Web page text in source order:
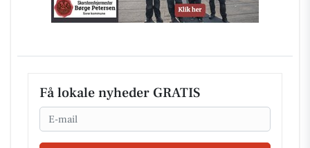
Få lokale nyheder GRATIS
Email